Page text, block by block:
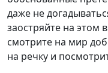
даже не
заостряйте на этом
смотрите на мир
на речку и